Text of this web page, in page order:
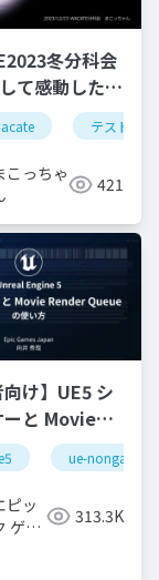
pixel10pro
冬分科会
して感動したこ
テスト
こっちゃ
421
向け】UE5 シ
ーと Movie
の使い
Dive
ue-nongame
ピッ
ゲー
313.3K